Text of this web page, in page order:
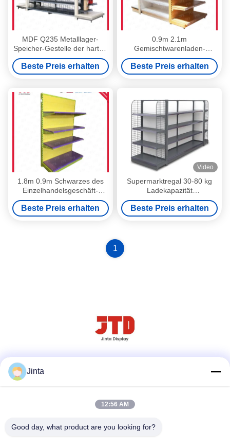
MDF Q235 Metalllager-
Speicher-Gestelle der harten
Beanspruchung der Holz-
Regal-Einheits-1200mm
Beste Preis erhalten
0.9m 2.1m
Gemischtwarenladen-
Präsentationsständer des
Supermarkt-Anzeigen-Fach-
100kgs
Beste Preis erhalten
1.8m 0.9m Schwarzes des
Einzelhandelsgeschäft-
Präsentationsständer-100kgs
und gelbe Speicherregale
Beste Preis erhalten
Video
Supermarktregal 30-80 kg
Ladekapazität
Einzelhandelsregal
Beste Preis erhalten
1
Jinta
12:56 AM
Good day, what product are you looking for?